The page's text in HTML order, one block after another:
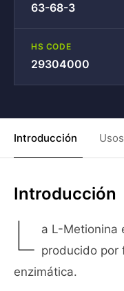
63-68-3
HS CODE
29304000
Introducción Usos
Introducción
L a L-Metionina
producido por
enzimática.